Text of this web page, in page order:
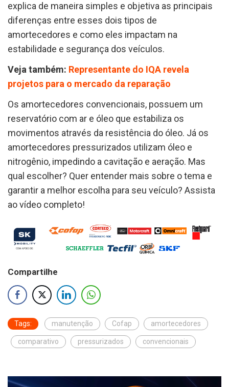
explica de maneira simples e objetiva as principais
diferenças entre esses dois tipos de
amortecedores e como eles impactam na
estabilidade e segurança dos veículos.
Veja também: Representante do IQA revela
projetos para o mercado da reparação
Os amortecedores convencionais, possuem um
reservatório com ar e óleo que estabiliza os
movimentos através da resistência do óleo. Já os
amortecedores pressurizados utilizam óleo e
nitrogênio, impedindo a cavitação e aeração. Mas
qual escolher? Quer entender mais sobre o tema e
garantir a melhor escolha para seu veículo? Assista
ao vídeo completo!
Compartilhe
Tags: manutenção Cofap amortecedores
comparativo pressurizados convencionais